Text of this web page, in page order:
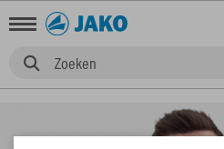
Zoeken